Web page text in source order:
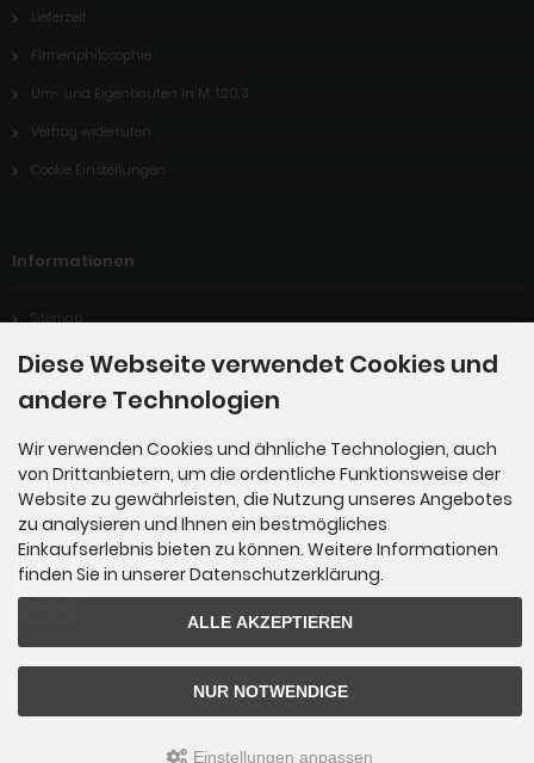
Lieferzeit
Firmenphilosophie
Um- und Eigenbauten in M: 1:20,3
Vertrag widerrufen
Cookie Einstellungen
Informationen
Sitemap
Katalog
LUCID-Verpackungsregister
Zahlungsmethoden
Peter Post Werkzeuge - Ihr Spezialist für Qualitätswerkzeuge © 2026 | Template © 2009-
ified eCommerce Shopsoftware © 2009-2026
Diese Webseite verwendet Cookies und
andere Technologien
Wir verwenden Cookies und ähnliche Technologien, auch
von Drittanbietern, um die ordentliche Funktionsweise der
Website zu gewährleisten, die Nutzung unseres Angebotes
zu analysieren und Ihnen ein bestmögliches
Einkaufserlebnis bieten zu können. Weitere Informationen
finden Sie in unserer Datenschutzerklärung.
ALLE AKZEPTIEREN
NUR NOTWENDIGE
Einstellungen anpassen